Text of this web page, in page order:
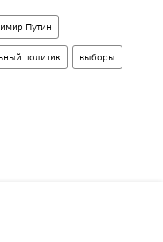
Путин
политик выборы